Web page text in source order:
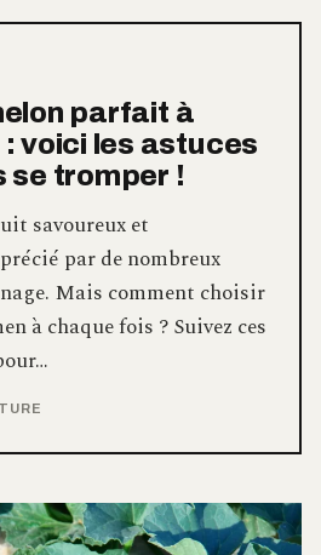
parfait à
voici les astuces
se tromper !
savoureux et
par de nombreux
Mais comment choisir
à chaque fois ? Suivez ces